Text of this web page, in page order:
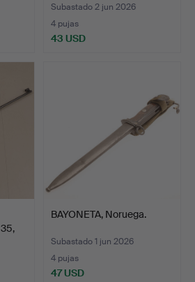
Subastado 2 jun 2026
4 pujas
43 USD
BAYONETA, Noruega.
Subastado 1 jun 2026
4 pujas
47 USD